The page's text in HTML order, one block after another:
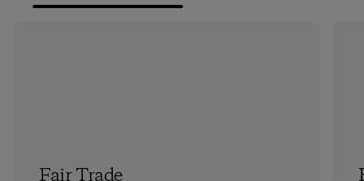
Fair Trade